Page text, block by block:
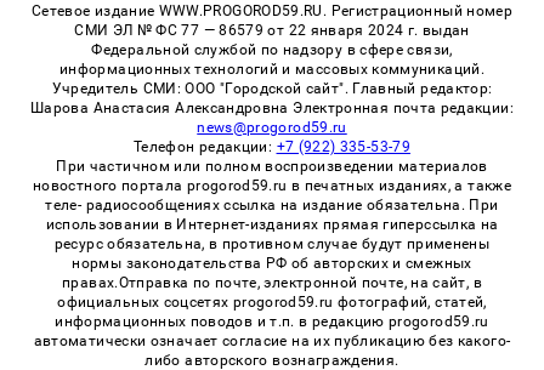
Сетевое издание WWW.PROGOROD59.RU. Регистрационный номер
СМИ ЭЛ № ФС 77 — 86579 от 22 января 2024 г. выдан
Федеральной службой по надзору в сфере связи,
информационных технологий и массовых коммуникаций.
Учредитель СМИ: ООО "Городской сайт". Главный редактор:
Шарова Анастасия Александровна Электронная почта редакции:
news@progorod59.ru
Телефон редакции: +7 (922) 335-53-79
При частичном или полном воспроизведении материалов
новостного портала progorod59.ru в печатных изданиях, а также
теле- радиосообщениях ссылка на издание обязательна. При
использовании в Интернет-изданиях прямая гиперссылка на
ресурс обязательна, в противном случае будут применены
нормы законодательства РФ об авторских и смежных
правах.Отправка по почте, электронной почте, на сайт, в
официальных соцсетях progorod59.ru фотографий, статей,
информационных поводов и т.п. в редакцию progorod59.ru
автоматически означает согласие на их публикацию без какого-
либо авторского вознаграждения.